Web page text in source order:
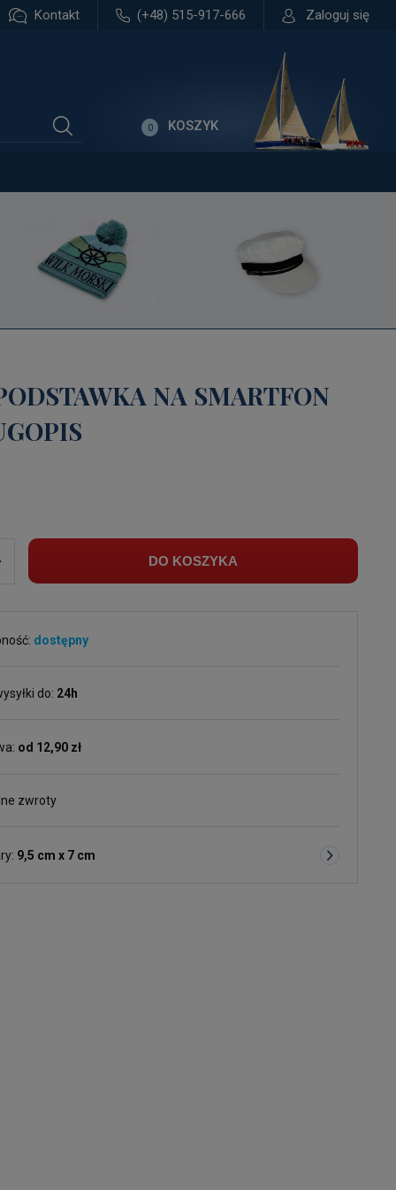
Kontakt (+48) 515-917-666 Zaloguj się
KOSZYK
0
NA SMARTFON
DO KOSZYKA
dostępny
do: 24h
od 12,90 zł
zwroty
9,5 cm x 7 cm